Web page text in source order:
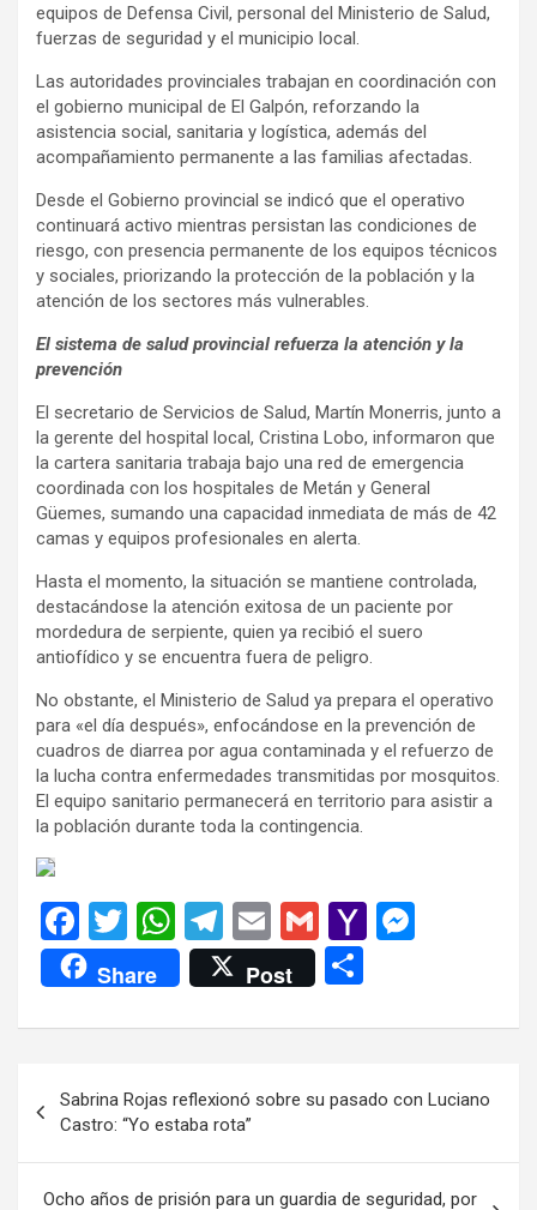
equipos de Defensa Civil, personal del Ministerio de Salud,
fuerzas de seguridad y el municipio local.
Las autoridades provinciales trabajan en coordinación con
el gobierno municipal de El Galpón, reforzando la
asistencia social, sanitaria y logística, además del
acompañamiento permanente a las familias afectadas.
Desde el Gobierno provincial se indicó que el operativo
continuará activo mientras persistan las condiciones de
riesgo, con presencia permanente de los equipos técnicos
y sociales, priorizando la protección de la población y la
atención de los sectores más vulnerables.
El sistema de salud provincial refuerza la atención y la
prevención
El secretario de Servicios de Salud, Martín Monerris, junto a
la gerente del hospital local, Cristina Lobo, informaron que
la cartera sanitaria trabaja bajo una red de emergencia
coordinada con los hospitales de Metán y General
Güemes, sumando una capacidad inmediata de más de 42
camas y equipos profesionales en alerta.
Hasta el momento, la situación se mantiene controlada,
destacándose la atención exitosa de un paciente por
mordedura de serpiente, quien ya recibió el suero
antiofídico y se encuentra fuera de peligro.
No obstante, el Ministerio de Salud ya prepara el operativo
para «el día después», enfocándose en la prevención de
cuadros de diarrea por agua contaminada y el refuerzo de
la lucha contra enfermedades transmitidas por mosquitos.
El equipo sanitario permanecerá en territorio para asistir a
la población durante toda la contingencia.
F
a
ce
b
o
k
T
wi
tt
er
W
h
at
s
p
p
T
el
e
gr
m
E
m
ail
G
m
ail
Y
o
M
ail
n
er
Share Post
m
p
ar
tir
de
entradas
Sabrina Rojas reflexionó sobre su pasado con Luciano
Castro: “Yo estaba rota”
Ocho años de prisión para un guardia de seguridad, por